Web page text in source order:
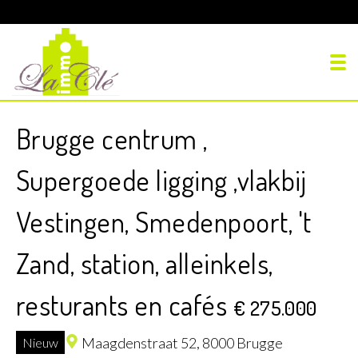
Brugge centrum ,
Supergoede ligging ,vlakbij
Vestingen, Smedenpoort, 't
Zand, station, alleinkels,
resturants en cafés € 275.000
Nieuw Maagdenstraat 52, 8000 Brugge